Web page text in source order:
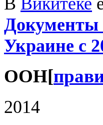
Документы
Украине с
ООН[
2014